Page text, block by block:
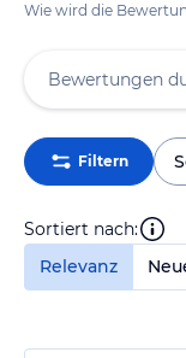
Wie wird die
Filtern
Sortiert nach:
Relevanz